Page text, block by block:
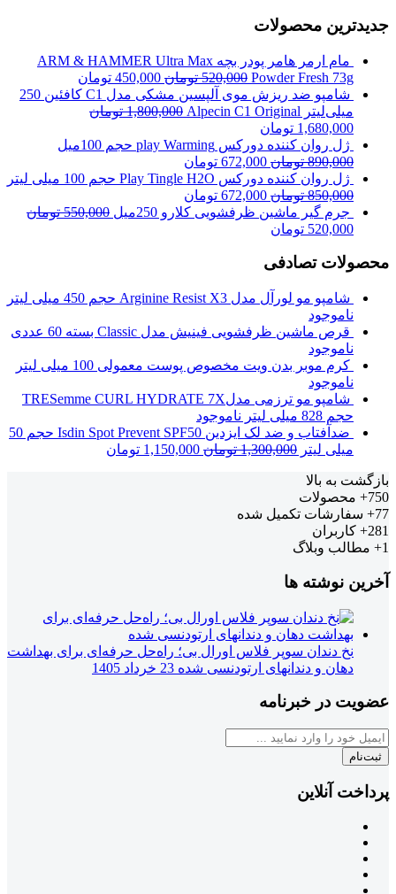
جدیدترین محصولات
مام ارمر هامر پودر بچه ARM & HAMMER Ultra Max
Powder Fresh 73g
520,000 تومان 450,000 تومان
شامپو ضد ریزش موی آلپسین مشکی مدل C1 کافئین 250
میلی‌لیتر Alpecin C1 Original
1,800,000 تومان
1,680,000 تومان
ژل روان کننده دورکس play Warming حجم 100میل
890,000 تومان 672,000 تومان
ژل روان کننده دورکس Play Tingle H2O حجم 100 میلی لیتر
850,000 تومان 672,000 تومان
جرم گیر ماشین ظرفشویی کلارو 250میل
550,000 تومان
520,000 تومان
محصولات تصادفی
شامپو مو لورآل مدل Arginine Resist X3 حجم 450 میلی لیتر
ناموجود
قرص ماشین ظرفشویی فینیش مدل Classic بسته 60 عددی
ناموجود
کرم موبر بدن ویت مخصوص پوست معمولی 100 میلی لیتر
ناموجود
شامپو مو ترزمی مدلTRESemme CURL HYDRATE 7X
حجم 828 میلی لیتر
ناموجود
ضدآفتاب و ضد لک ایزدین Isdin Spot Prevent SPF50 حجم 50
میلی لیتر 1,300,000 تومان 1,150,000 تومان
بازگشت به بالا
750+
محصولات
77+
سفارشات تکمیل شده
281+
کاربران
1+
مطالب وبلاگ
آخرین نوشته ها
نخ دندان سوپر فلاس اورال بی؛ راه‌حل حرفه‌ای برای بهداشت
دهان و دندانهای ارتودنسی شده 23 خرداد 1405
عضویت در خبرنامه
ثبت‌نام
پرداخت آنلاین